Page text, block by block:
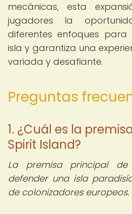
mecánicas, esta
jugadores la
diferentes enfoques
isla y garantiza una
variada y desafiante.
Preguntas
1. ¿Cuál es la
Spirit Island?
La premisa principal de
defender una isla
de colonizadores europeos.